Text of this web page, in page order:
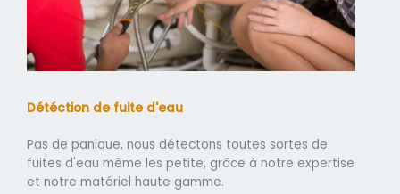
Détéction de fuite d'eau
Pas de panique, nous détectons toutes sortes de
fuites d'eau même les petite, grâce à notre expertise
et notre matériel haute gamme.